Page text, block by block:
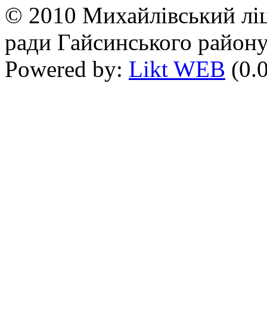
© 2010 Михайлівський
ради Гайсинського
Powered by: Likt WEB